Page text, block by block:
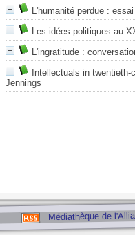
L'humanité perdue :
Les idées politiques au
L'ingratitude :
Intellectuals in
Jennings
Médiathèque de